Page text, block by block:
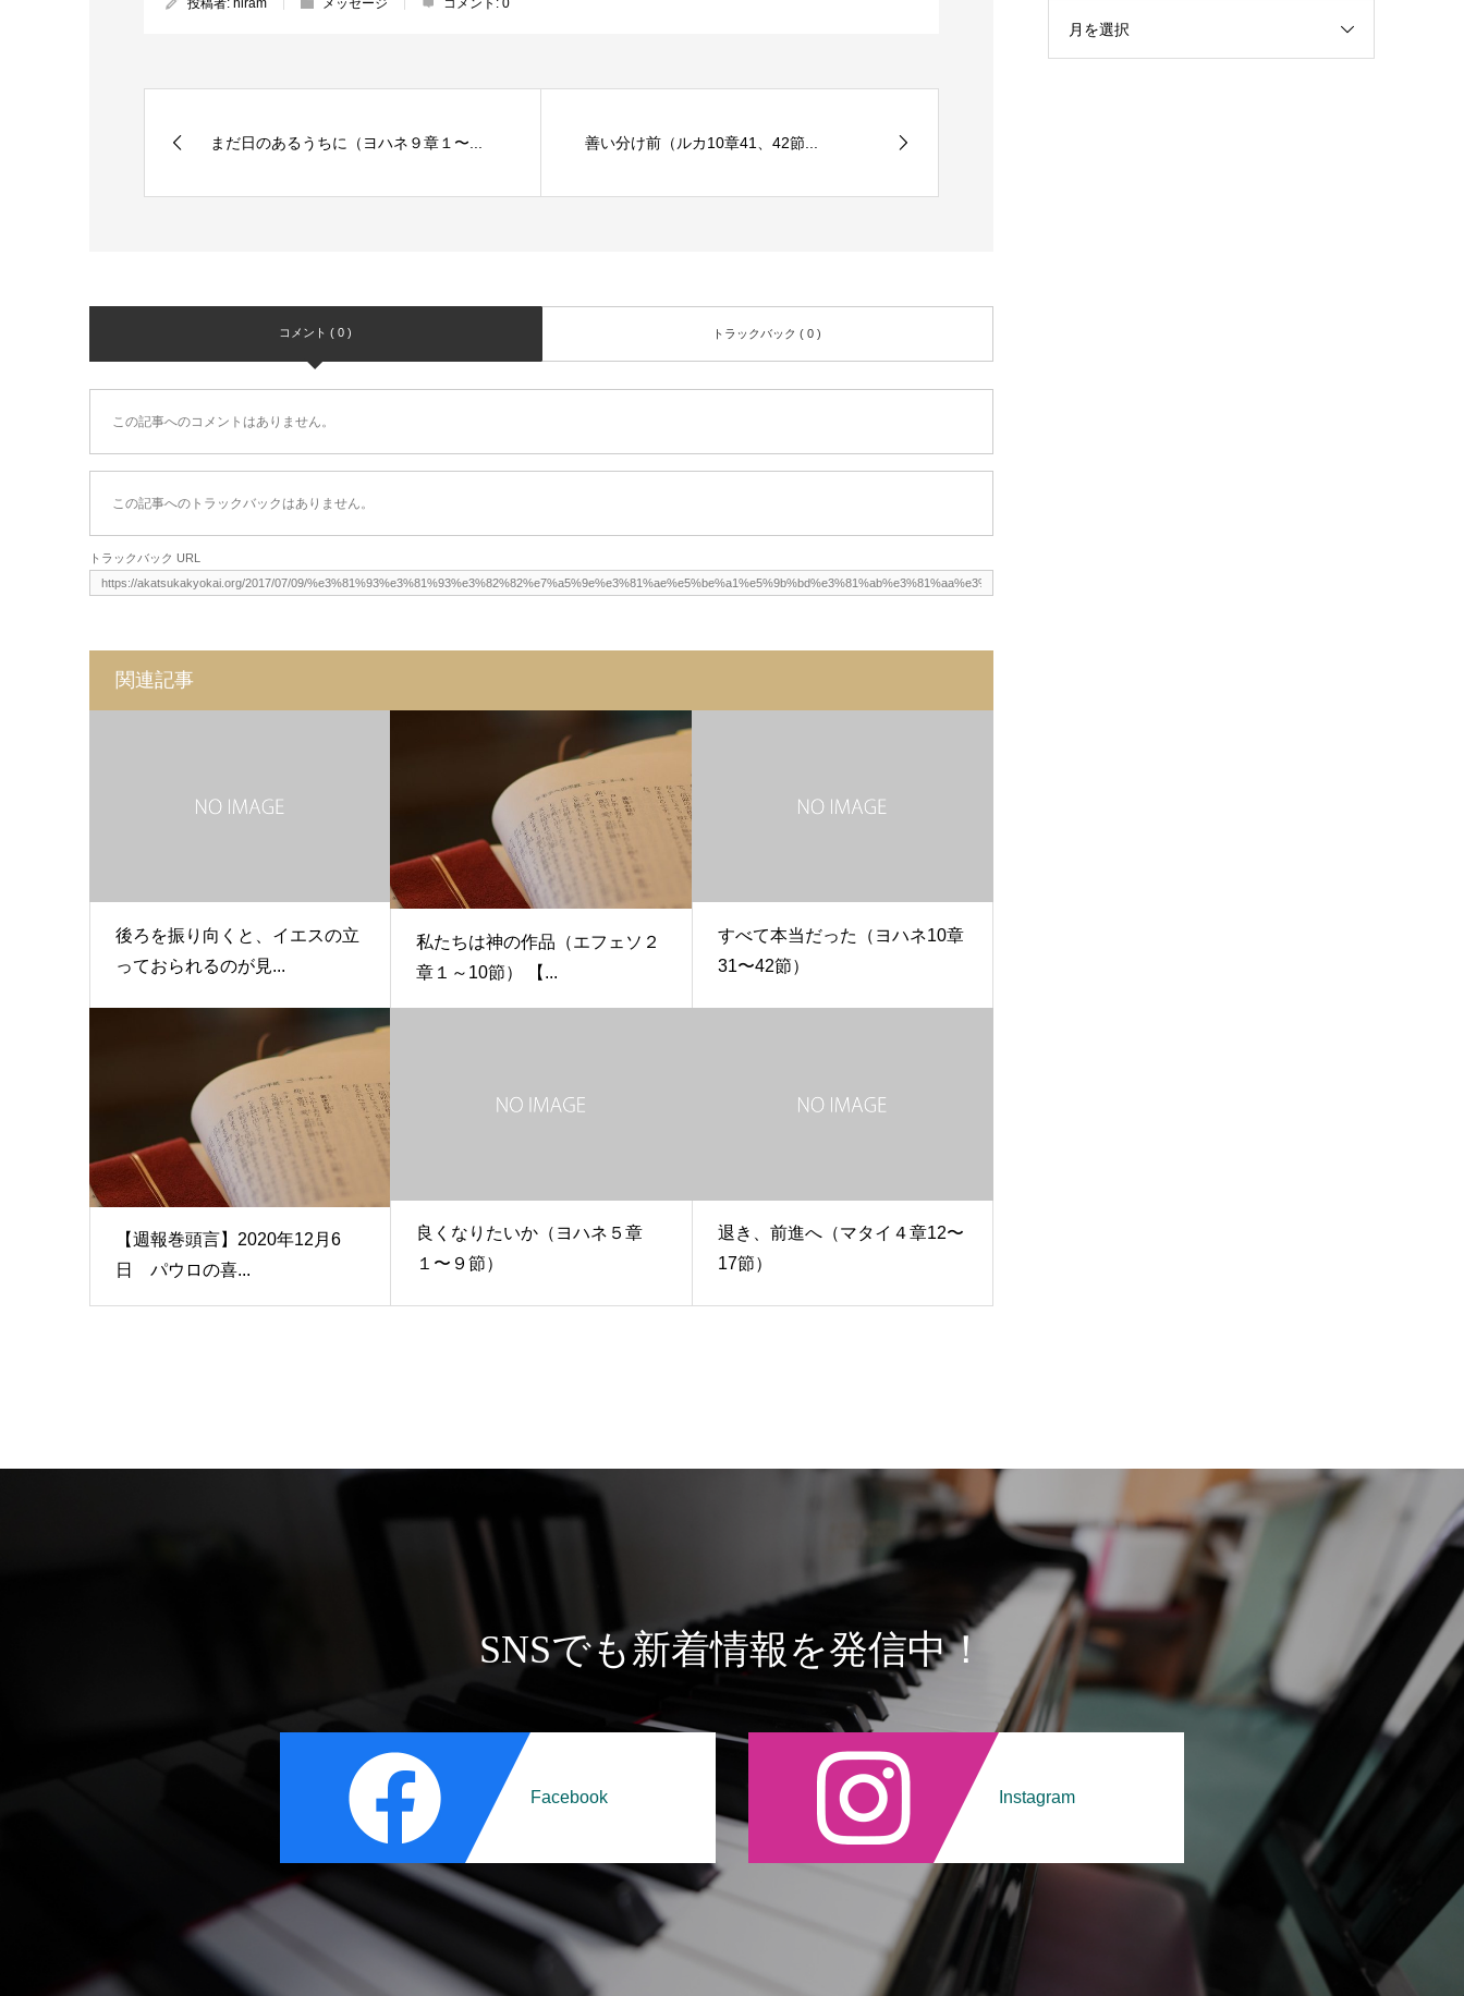
まだ日のあるうちに（ヨハネ９章１〜... 善い分け前（ルカ10章41、42節...
コメント ( 0 ) トラックバック ( 0 )
この記事へのコメントはありません。
この記事へのトラックバックはありません。
トラックバック URL
関連記事
後ろを振り向くと、イエスの立
っておられるのが見...
私たちは神の作品（エフェソ２
章１～10節） 【...
すべて本当だった（ヨハネ10章
31〜42節）
【週報巻頭言】2020年12月6
日 パウロの喜...
良くなりたいか（ヨハネ５章
１〜９節）
退き、前進へ（マタイ４章12〜
17節）
月を選択
SNSでも新着情報を発信中！
Facebook Instagram